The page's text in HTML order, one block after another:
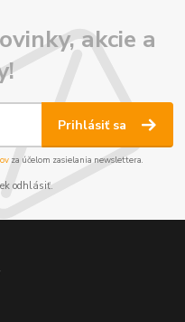
akcie a
Prihlásiť sa
za účelom zasielania newslettera.
odhlásiť.